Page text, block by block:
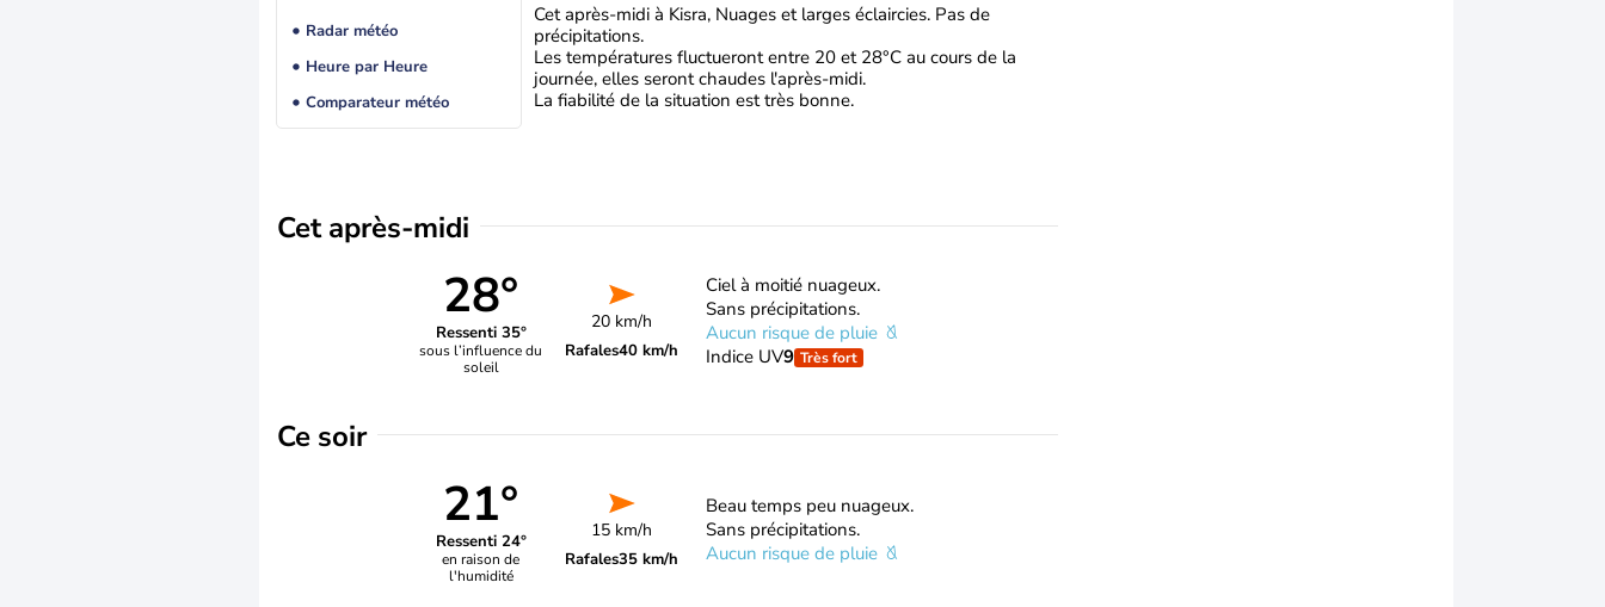
Radar météo
Heure par Heure
Comparateur météo
Cet après-midi à Kisra, Nuages et larges éclaircies. Pas de
précipitations.
Les températures fluctueront entre 20 et 28°C au cours de la
journée, elles seront chaudes l'après-midi.
La fiabilité de la situation est très bonne.
Cet après-midi
28°
Ressenti 35°
sous l’influence du
soleil
20 km/h
Rafales40 km/h
Ciel à moitié nuageux.
Sans précipitations.
Aucun risque de pluie
Indice UV9 Très fort
Ce soir
21°
Ressenti 24°
en raison de
l'humidité
15 km/h
Rafales35 km/h
Beau temps peu nuageux.
Sans précipitations.
Aucun risque de pluie